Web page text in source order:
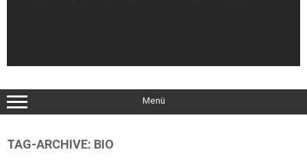
Menü
TAG-ARCHIVE: BIO